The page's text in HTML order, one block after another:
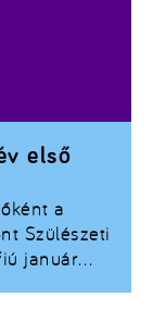
a
Szülészeti
január
első